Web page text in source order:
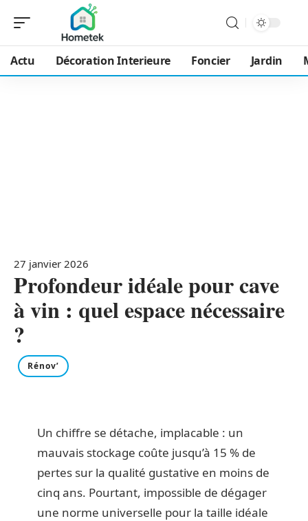
Actu Décoration Interieure Foncier Jardin
27 janvier 2026
Profondeur idéale pour cave
à vin : quel espace nécessaire
?
Rénov’
Un chiffre se détache, implacable : un
mauvais stockage coûte jusqu’à 15 % de
pertes sur la qualité gustative en moins de
cinq ans. Pourtant, impossible de dégager
une norme universelle pour la taille idéale